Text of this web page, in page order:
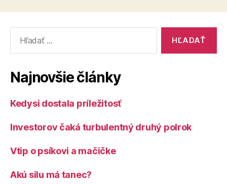
Najnovšie články
Kedysi dostala príležitosť
Investorov čaká turbulentný druhý polrok
Vtip o psíkovi a mačičke
Akú silu má tanec?